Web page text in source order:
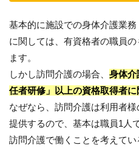
基本的に施設での身体介護業務
に関しては、有資格者の職員
ます。
しかし訪問介護の場合、 身体介
任者研修」以上の資格取得者
なぜなら、訪問介護は利用者
提供するので、基本は職員1人
訪問介護で働くことを考えて